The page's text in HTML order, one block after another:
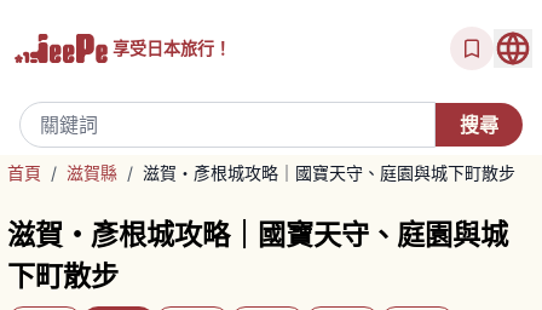
享受日本旅行！
首頁 / 滋賀縣 / 滋賀・彥根城攻略｜國寶天守、庭園與城下町散步
滋賀・彥根城攻略｜國寶天守、庭園與城
下町散步